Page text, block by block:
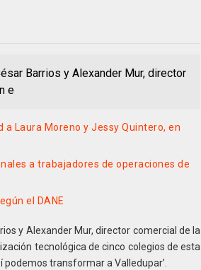
Barrios y Alexander Mur, director
e
Laura Moreno y Jessy Quintero, en
a trabajadores de operaciones de
el DANE
y Alexander Mur, director comercial de la
tecnológica de cinco colegios de esta
transformar a Valledupar’.